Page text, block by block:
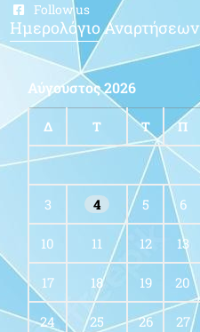
Follow us
Ημερολόγιο Αναρτήσεων
Αύγουστος 2026
Δ Τ Τ Π
3 4 5 6
10 11 12 13
17 18 19 20
24 25 26 27